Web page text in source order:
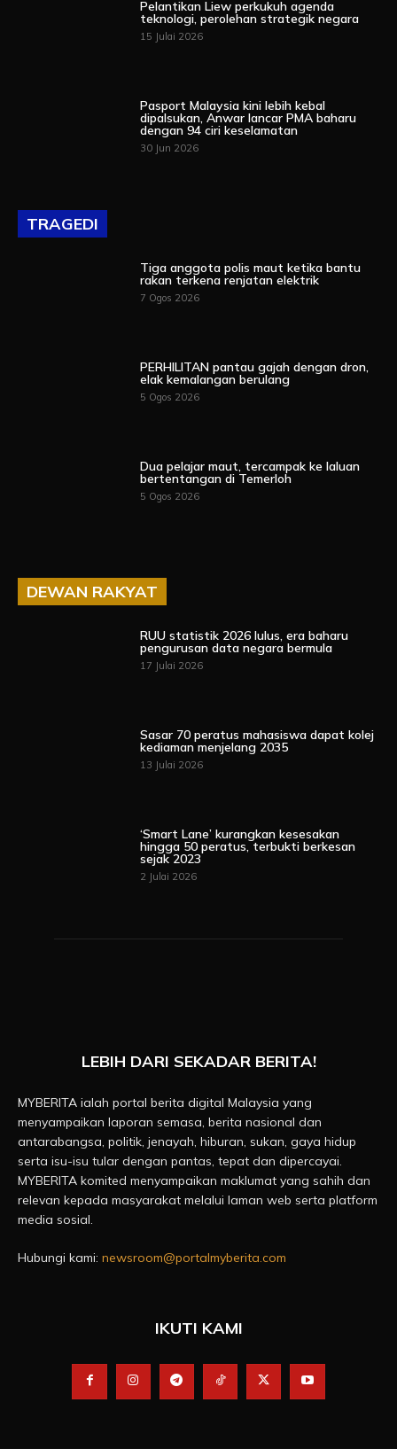
Pelantikan Liew perkukuh agenda
teknologi, perolehan strategik negara
15 Julai 2026
Pasport Malaysia kini lebih kebal
dipalsukan, Anwar lancar PMA baharu
dengan 94 ciri keselamatan
30 Jun 2026
TRAGEDI
Tiga anggota polis maut ketika bantu
rakan terkena renjatan elektrik
7 Ogos 2026
PERHILITAN pantau gajah dengan dron,
elak kemalangan berulang
5 Ogos 2026
Dua pelajar maut, tercampak ke laluan
bertentangan di Temerloh
5 Ogos 2026
DEWAN RAKYAT
RUU statistik 2026 lulus, era baharu
pengurusan data negara bermula
17 Julai 2026
Sasar 70 peratus mahasiswa dapat kolej
kediaman menjelang 2035
13 Julai 2026
‘Smart Lane’ kurangkan kesesakan
hingga 50 peratus, terbukti berkesan
sejak 2023
2 Julai 2026
LEBIH DARI SEKADAR BERITA!
MYBERITA ialah portal berita digital Malaysia yang
menyampaikan laporan semasa, berita nasional dan
antarabangsa, politik, jenayah, hiburan, sukan, gaya hidup
serta isu-isu tular dengan pantas, tepat dan dipercayai.
MYBERITA komited menyampaikan maklumat yang sahih dan
relevan kepada masyarakat melalui laman web serta platform
media sosial.
Hubungi kami: newsroom@portalmyberita.com
IKUTI KAMI